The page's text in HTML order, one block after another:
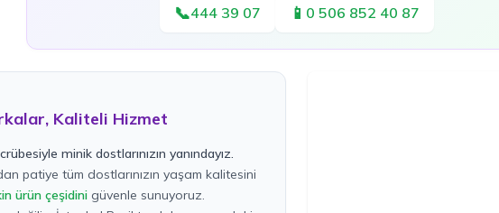
📞444 39 07 📱 0 506 852 40 87
Kaliteli Hizmet
minik dostlarınızın yanındayız.
patiye tüm dostlarınızın yaşam kalitesini
ürün çeşidinigüvenle sunuyoruz.